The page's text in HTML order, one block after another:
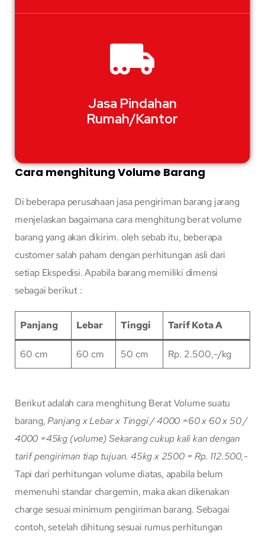
Jasa Pindahan
Rumah/Kantor
Cara menghitung Volume Barang
Di beberapa perusahaan jasa pengiriman barang jarang
menjelaskan bagaimana cara menghitung berat volume
barang yang akan dikirim. oleh sebab itu, beberapa
customer salah paham dengan perhitungan asli dari
setiap Ekspedisi. Apabila barang memiliki dimensi
sebagai berikut :
Panjang Lebar Tinggi Tarif Kota A
60 cm 60 cm 50 cm Rp. 2.500,-/kg
Berikut adalah cara menghitung Berat Volume suatu
barang,Panjang x Lebar x Tinggi / 4000 =60 x 60 x 50 /
4000 =45kg (volume)Sekarang cukup kali kan dengan
tarif pengiriman tiap tujuan. 45kg x 2500 = Rp. 112.500,-
Tapi dari perhitungan volume diatas, apabila belum
memenuhi standar chargemin, maka akan dikenakan
charge sesuai minimum pengiriman barang. Sebagai
contoh, setelah dihitung sesuai rumus perhitungan